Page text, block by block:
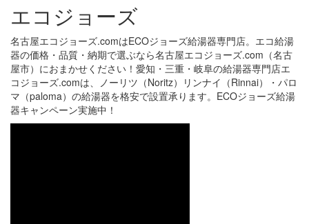
エコジョーズ
名古屋エコジョーズ.comはECOジョーズ給湯器専門店。エコ給湯
器の価格・品質・納期で選ぶなら名古屋エコジョーズ.com（名古
屋市）におまかせください！愛知・三重・岐阜の給湯器専門店エ
コジョーズ.comは、ノーリツ（Noritz）リンナイ（Rinnai）・パロ
マ（paloma）の給湯器を格安で設置承ります。ECOジョーズ給湯
器キャンペーン実施中！